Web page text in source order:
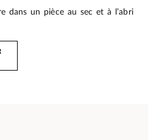
dans un pièce au sec et à l’abri